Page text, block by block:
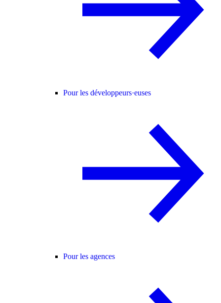
Pour les développeurs·euses
Pour les agences